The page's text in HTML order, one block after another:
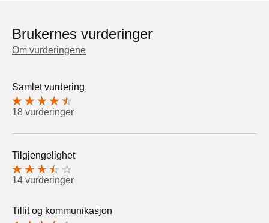
Brukernes vurderinger
Om vurderingene
Samlet vurdering
18 vurderinger
Tilgjengelighet
14 vurderinger
Tillit og kommunikasjon